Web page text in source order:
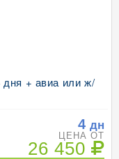
+ авиа или ж/
4 дн
ЦЕНА ОТ
26 450